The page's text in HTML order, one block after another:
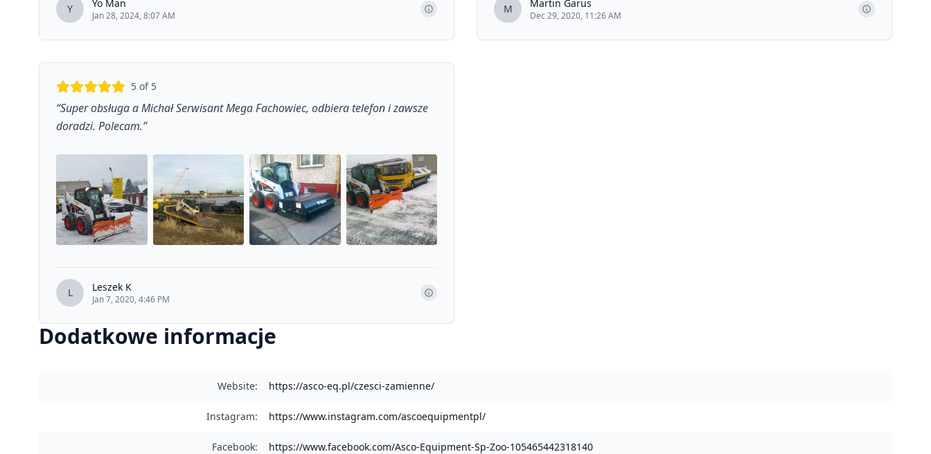
Y Yo Man
Jan 28, 2024, 8:07 AM
M Martin Garus
Dec 29, 2020, 11:26 AM
5 of 5
“Super obsługa a Michał Serwisant Mega Fachowiec, odbiera telefon i zawsze
doradzi. Polecam.”
L Leszek K
Jan 7, 2020, 4:46 PM
Dodatkowe informacje
Website: https://asco-eq.pl/czesci-zamienne/
Instagram: https://www.instagram.com/ascoequipmentpl/
Facebook: https://www.facebook.com/Asco-Equipment-Sp-Zoo-105465442318140